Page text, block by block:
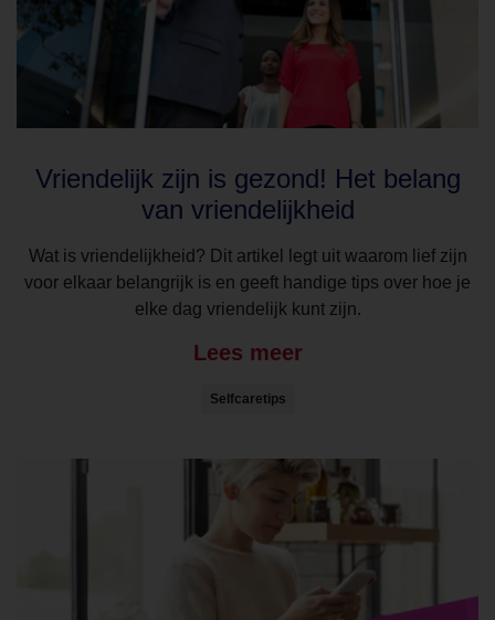
Vriendelijk zijn is gezond! Het belang
van vriendelijkheid
Wat is vriendelijkheid? Dit artikel legt uit waarom lief zijn
voor elkaar belangrijk is en geeft handige tips over hoe je
elke dag vriendelijk kunt zijn.
Lees meer
Selfcaretips